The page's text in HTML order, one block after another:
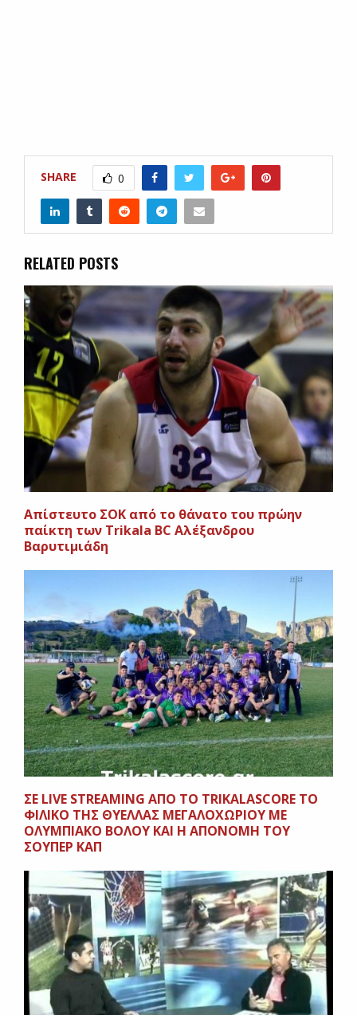
SHARE 0
RELATED POSTS
Απίστευτο ΣΟΚ από το θάνατο του πρώην
παίκτη των Trikala BC Αλέξανδρου
Βαρυτιμιάδη
ΣΕ LIVE STREAMING ΑΠΟ ΤΟ TRIKALASCORE TO
ΦΙΛΙΚΟ ΤΗΣ ΘΥΕΛΛΑΣ ΜΕΓΑΛΟΧΩΡΙΟΥ ΜΕ
ΟΛΥΜΠΙΑΚΟ ΒΟΛΟΥ ΚΑΙ Η ΑΠΟΝΟΜΗ ΤΟΥ
ΣΟΥΠΕΡ ΚΑΠ